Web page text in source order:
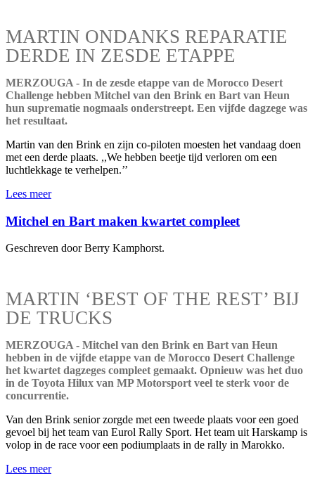
MARTIN ONDANKS REPARATIE
DERDE IN ZESDE ETAPPE
MERZOUGA - In de zesde etappe van de Morocco Desert
Challenge hebben Mitchel van den Brink en Bart van Heun
hun suprematie nogmaals onderstreept. Een vijfde dagzege was
het resultaat.
Martin van den Brink en zijn co-piloten moesten het vandaag doen
met een derde plaats. ,,We hebben beetje tijd verloren om een
luchtlekkage te verhelpen.’’
Lees meer
Mitchel en Bart maken kwartet compleet
Geschreven door Berry Kamphorst.
MARTIN ‘BEST OF THE REST’ BIJ
DE TRUCKS
MERZOUGA - Mitchel van den Brink en Bart van Heun
hebben in de vijfde etappe van de Morocco Desert Challenge
het kwartet dagzeges compleet gemaakt. Opnieuw was het duo
in de Toyota Hilux van MP Motorsport veel te sterk voor de
concurrentie.
Van den Brink senior zorgde met een tweede plaats voor een goed
gevoel bij het team van Eurol Rally Sport. Het team uit Harskamp is
volop in de race voor een podiumplaats in de rally in Marokko.
Lees meer